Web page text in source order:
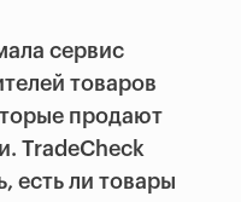
сервис
товаров
продают
TradeCheck
есть ли товары